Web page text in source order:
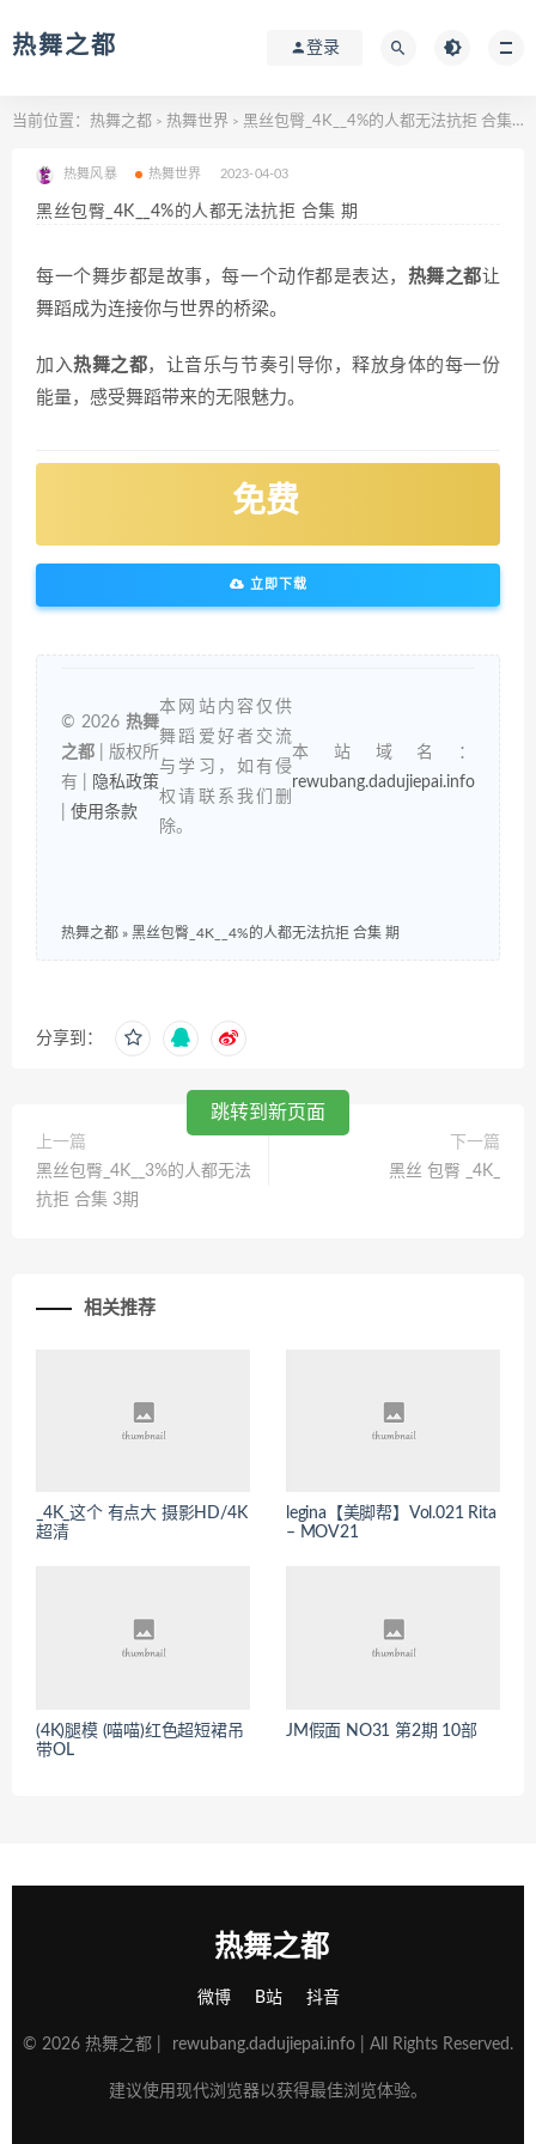
热舞之都 登录
当前位置： 热舞之都 > 热舞世界 > 黑丝包臀_4K__4%的人都无法抗拒 合集 期
热舞风暴 热舞世界 2023-04-03
黑丝包臀_4K__4%的人都无法抗拒 合集 期
每一个舞步都是故事，每一个动作都是表达， 热舞之都让
舞蹈成为连接你与世界的桥梁。
加入热舞之都，让音乐与节奏引导你，释放身体的每一份
能量，感受舞蹈带来的无限魅力。
免费
立即下载
© 2026 热舞
之都 | 版权所
有 |
隐私政策
使用条款
本网站内容仅供
舞蹈爱好者交流
与学习，如有侵
权请联系我们删
除。
本站域名：
rewubang.dadujiepai.info
热舞之都 » 黑丝包臀_4K__4%的人都无法抗拒 合集 期
分享到：
上一篇
黑丝包臀_4K__3%的人都无法
抗拒 合集 3期
下一篇
黑丝 包臀 _4K_
相关推荐
_4K_这个 有点大 摄影HD/4K
超清
legina【美脚帮】Vol.021 Rita
– MOV21
(4K)腿模 (喵喵)红色超短裙吊
带OL
JM假面 NO31 第2期 10部
热舞之都
微博 B站 抖音
© 2026 热舞之都 | rewubang.dadujiepai.info | All Rights Reserved.
建议使用现代浏览器以获得最佳浏览体验。
跳转到新页面